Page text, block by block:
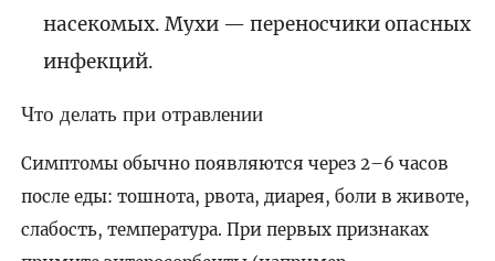
насекомых. Мухи — переносчики опасных
инфекций.
Что делать при отравлении
Симптомы обычно появляются через 2–6 часов
после еды: тошнота, рвота, диарея, боли в животе,
слабость, температура. При первых признаках